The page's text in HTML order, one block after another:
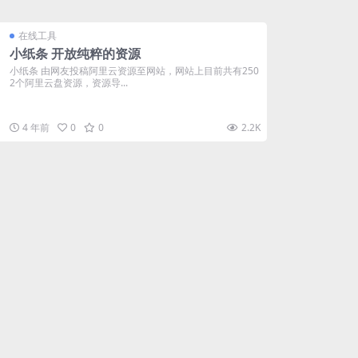
在线工具
小纸条 开放纯粹的资源
小纸条 由网友投稿阿里云资源至网站，网站上目前共有250
2个阿里云盘资源，资源导...
4 年前 0 0 2.2K